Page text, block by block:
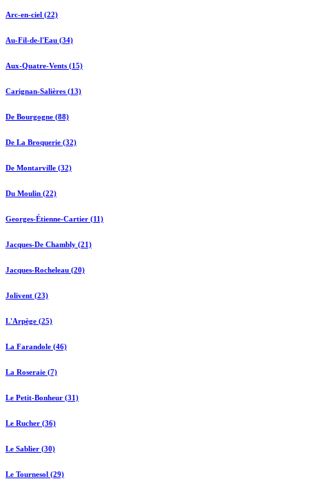
Arc-en-ciel (22)
Au-Fil-de-l'Eau (34)
Aux-Quatre-Vents (15)
Carignan-Salières (13)
De Bourgogne (88)
De La Broquerie (32)
De Montarville (32)
Du Moulin (22)
Georges-Étienne-Cartier (11)
Jacques-De Chambly (21)
Jacques-Rocheleau (20)
Jolivent (23)
L'Arpège (25)
La Farandole (46)
La Roseraie (7)
Le Petit-Bonheur (31)
Le Rucher (36)
Le Sablier (30)
Le Tournesol (29)